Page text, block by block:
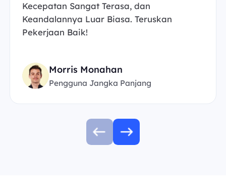
Kecepatan Sangat Terasa, dan
Keandalannya Luar Biasa. Teruskan
Pekerjaan Baik!
Morris Monahan
Pengguna Jangka Panjang